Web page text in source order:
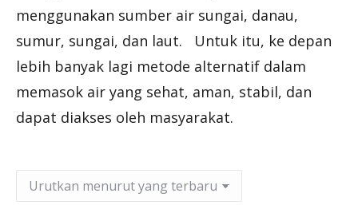
menggunakan sumber air sungai, danau,
sumur, sungai, dan laut. Untuk itu, ke depan
lebih banyak lagi metode alternatif dalam
memasok air yang sehat, aman, stabil, dan
dapat diakses oleh masyarakat.